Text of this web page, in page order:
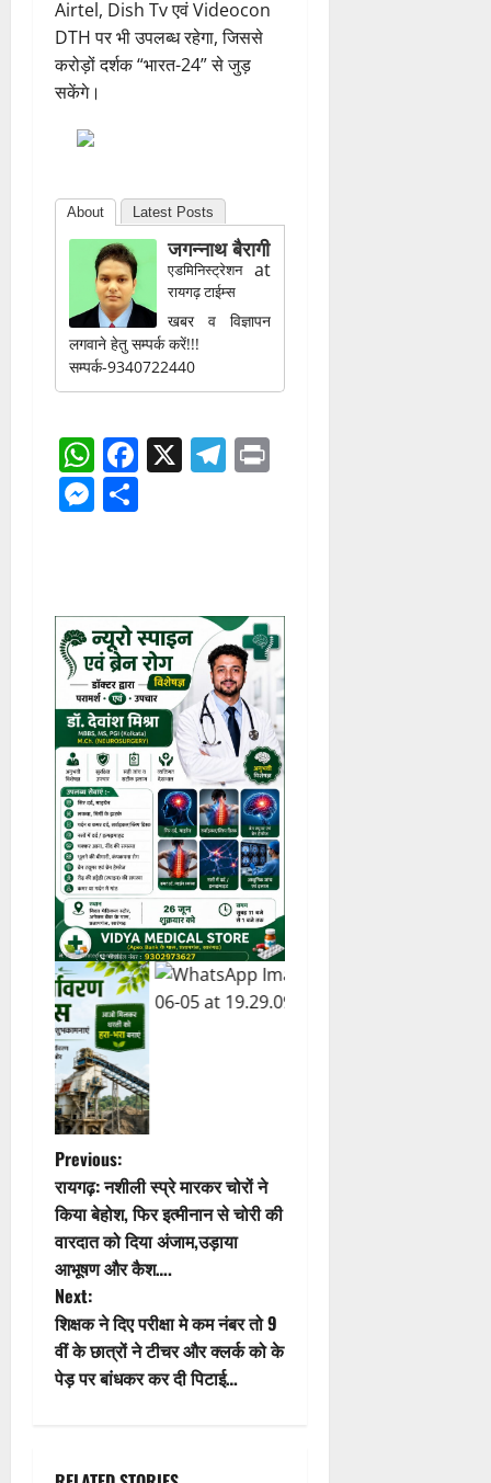
DTH पर भी उपलब्ध रहेगा, जिससे
करोड़ों दर्शक “भारत-24” से जुड़
सकेंगे।
जगन्नाथ बैरागी
एडमिनिस्ट्रेशनat
रायगढ़ टाईम्स
खबर व विज्ञापन
लगवाने हेतु सम्पर्क करें!!!
सम्पर्क-9340722440
WhatsApp
Facebook
X Telegram
Messenger
Share
P
o
s
t
n
a
v
i
g
Previous:
रायगढ़: नशीली स्प्रे मारकर चोरों ने
किया बेहोश, फिर इत्मीनान से चोरी की
वारदात को दिया अंजाम,उड़ाया
आभूषण और कैश….
Next:
शिक्षक ने दिए परीक्षा मे कम नंबर तो 9
वीं के छात्रों ने टीचर और क्लर्क को के
पेड़ पर बांधकर कर दी पिटाई…
RELATED STORIES